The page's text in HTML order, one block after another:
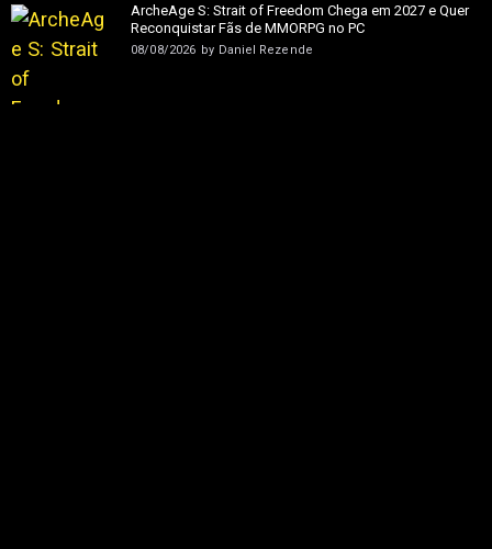
ArcheAge S: Strait of Freedom Chega em 2027 e Quer
Reconquistar Fãs de MMORPG no PC
08/08/2026 by Daniel Rezende